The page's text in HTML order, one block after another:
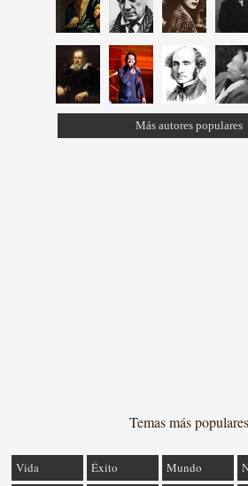
Más autores populares
Temas más populares
Vida Éxito Mundo